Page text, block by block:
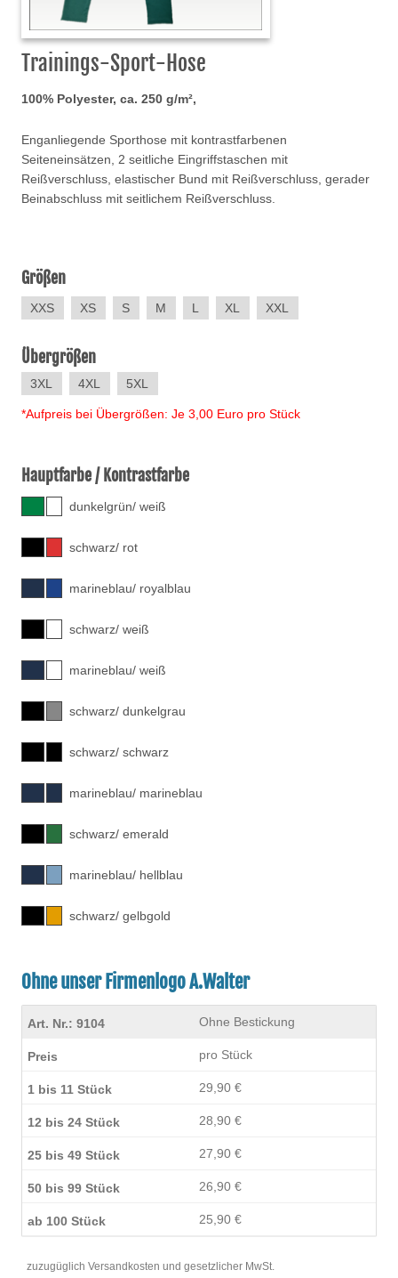
Trainings-Sport-Hose
100% Polyester, ca. 250 g/m²,
Enganliegende Sporthose mit kontrastfarbenen
Seiteneinsätzen, 2 seitliche Eingriffstaschen mit
Reißverschluss, elastischer Bund mit Reißverschluss, gerader
Beinabschluss mit seitlichem Reißverschluss.
Größen
XXS XS S M L XL XXL
Übergrößen
3XL 4XL 5XL
*Aufpreis bei Übergrößen: Je 3,00 Euro pro Stück
Hauptfarbe / Kontrastfarbe
dunkelgrün/ weiß
schwarz/ rot
marineblau/ royalblau
schwarz/ weiß
marineblau/ weiß
schwarz/ dunkelgrau
schwarz/ schwarz
marineblau/ marineblau
schwarz/ emerald
marineblau/ hellblau
schwarz/ gelbgold
Ohne unser Firmenlogo A.Walter
Ohne Bestickung
pro Stück
29,90 €
28,90 €
27,90 €
26,90 €
25,90 €
zuzugüglich Versandkosten und gesetzlicher MwSt.